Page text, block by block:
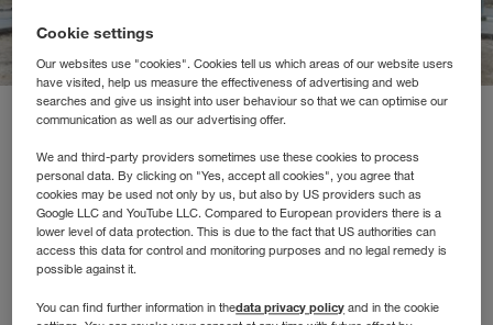
Spatenstich für den Bau des
WALTER GROUP-Campus
In den letzten Jahren wurde sowohl der Standort Kufstein
Wiener Neudorf um zwei Etagen aufgestockt. Und das
Cookie settings
Our websites use "cookies". Cookies tell us which areas of our website users
have visited, help us measure the effectiveness of advertising and web
searches and give us insight into user behaviour so that we can optimise our
communication as well as our advertising offer.
We and third-party providers sometimes use these cookies to process
personal data. By clicking on "Yes, accept all cookies", you agree that
cookies may be used not only by us, but also by US providers such as
Google LLC and YouTube LLC. Compared to European providers there is a
lower level of data protection. This is due to the fact that US authorities can
access this data for control and monitoring purposes and no legal remedy is
possible against it.
You can find further information in thedata privacy policy and in the cookie